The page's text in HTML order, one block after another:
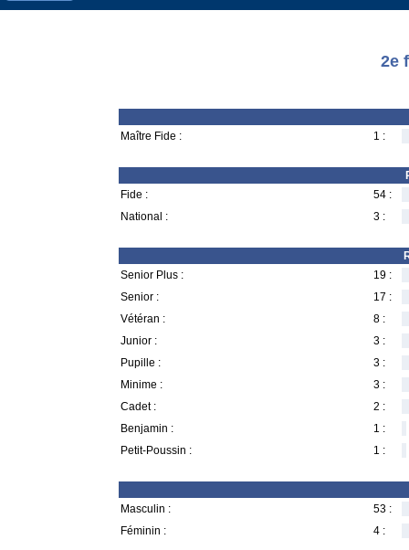
2e
Maître Fide : 1 :
Fide :
54 :
National :
3 :
Senior Plus :
19 :
Senior :
17 :
Vétéran :
8 :
Junior :
3 :
Pupille :
3 :
Minime :
3 :
Cadet :
2 :
Benjamin :
1 :
Petit-Poussin :
1 :
Masculin :
53 :
Féminin :
4 :